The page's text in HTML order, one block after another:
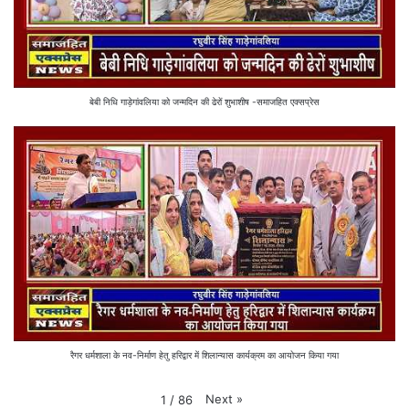
बेबी निधि गाड़ेगांवलिया को जन्मदिन की ढेरों शुभाशीष -समाजहित एक्सप्रेस
रैगर धर्मशाला के नव-निर्माण हेतु हरिद्वार में शिलान्यास कार्यक्रम का आयोजन किया गया
1 / 86 Next »